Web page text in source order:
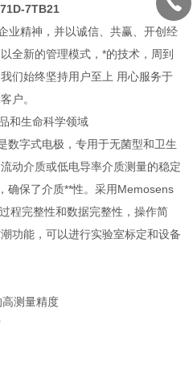
7TB21
业精神，并以诚信、共赢、开创经
全新的管理模式，*的技术，周到
们始终坚持用户至上 用心服务于
户。
和生命科学领域
数字式电极，专用于无菌型和卫生
动介质或低电导率介质测量的稳定
确保了介质**性。采用Memosens
程完整性和数据完整性，操作简
功能，可以进行实验室标定和设备
测量精度